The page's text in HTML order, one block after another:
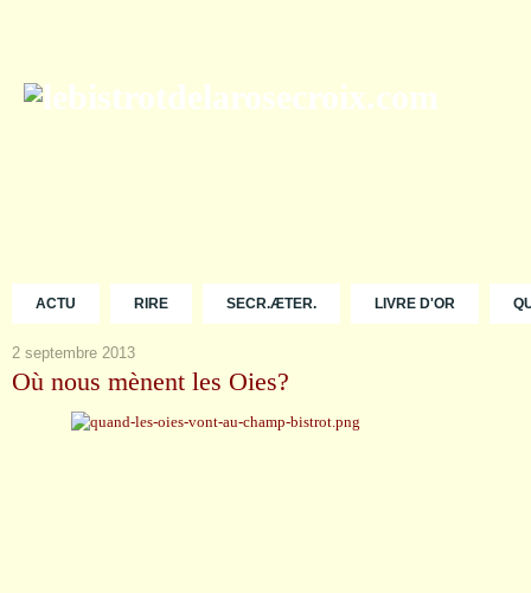
ACTU RIRE SECR.ÆTER. LIVRE D'OR
2 septembre 2013
Où nous mènent les Oies?